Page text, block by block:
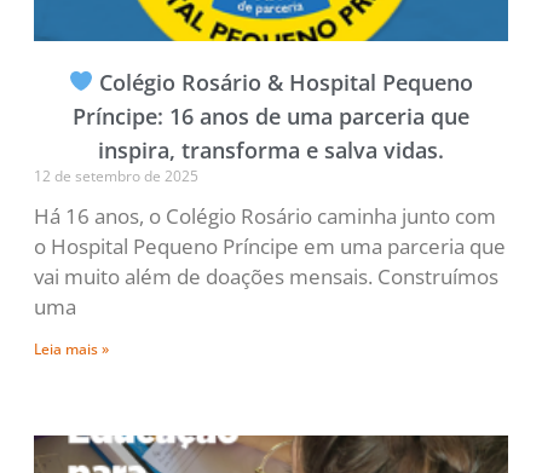
Colégio Rosário & Hospital Pequeno
Príncipe: 16 anos de uma parceria que
inspira, transforma e salva vidas.
12 de setembro de 2025
Há 16 anos, o Colégio Rosário caminha junto com
o Hospital Pequeno Príncipe em uma parceria que
vai muito além de doações mensais. Construímos
uma
Leia mais »